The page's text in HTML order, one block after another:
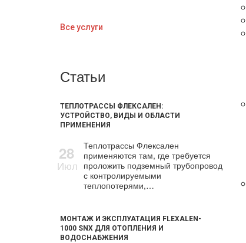
Все услуги
Статьи
ТЕПЛОТРАССЫ ФЛЕКСАЛЕН:
УСТРОЙСТВО, ВИДЫ И ОБЛАСТИ
ПРИМЕНЕНИЯ
28
Июл
Теплотрассы Флексален
применяются там, где требуется
проложить подземный трубопровод
с контролируемыми
теплопотерями,…
МОНТАЖ И ЭКСПЛУАТАЦИЯ FLEXALEN-
1000 SNX ДЛЯ ОТОПЛЕНИЯ И
ВОДОСНАБЖЕНИЯ